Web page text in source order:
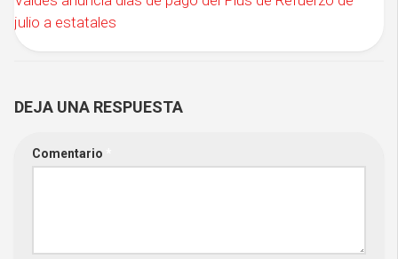
julio a estatales
DEJA UNA RESPUESTA
Comentario